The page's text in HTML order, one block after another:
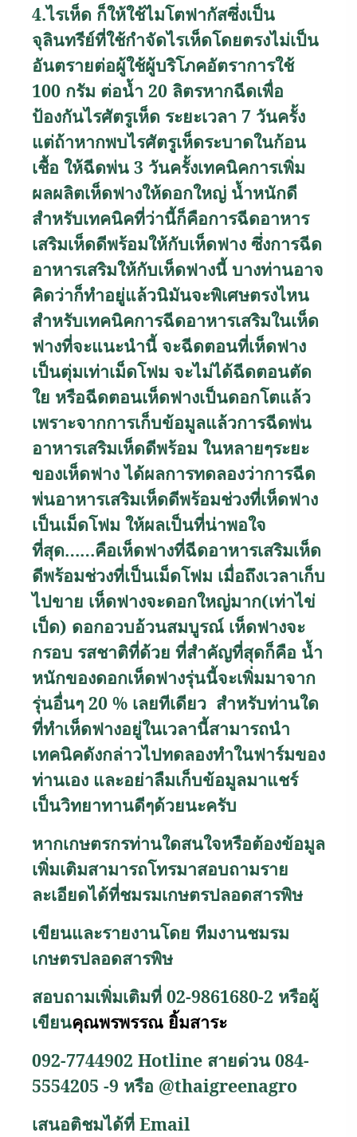
4.ไรเห็ด ก็ให้ใช้ไมโตฟากัสซึ่งเป็น
จุลินทรีย์ที่ใช้กำจัดไรเห็ดโดยตรงไม่เป็น
อันตรายต่อผู้ใช้ผู้บริโภคอัตราการใช้
100 กรัม ต่อน้ำ 20 ลิตรหากฉีดเพื่อ
ป้องกันไรศัตรูเห็ด ระยะเวลา 7 วันครั้ง
แต่ถ้าหากพบไรศัตรูเห็ดระบาดในก้อน
เชื้อ ให้ฉีดพ่น 3 วันครั้งเทคนิคการเพิ่ม
ผลผลิตเห็ดฟางให้ดอกใหญ่ น้ำหนักดี
สำหรับเทคนิคที่ว่านี้ก็คือการฉีดอาหาร
เสริมเห็ดดีพร้อมให้กับเห็ดฟาง ซึ่งการฉีด
อาหารเสริมให้กับเห็ดฟางนี้ บางท่านอาจ
คิดว่าก็ทำอยู่แล้วนิมันจะพิเศษตรงไหน
สำหรับเทคนิคการฉีดอาหารเสริมในเห็ด
ฟางที่จะแนะนำนี้ จะฉีดตอนที่เห็ดฟาง
เป็นตุ่มเท่าเม็ดโฟม จะไม่ได้ฉีดตอนตัด
ใย หรือฉีดตอนเห็ดฟางเป็นดอกโตแล้ว
เพราะจากการเก็บข้อมูลแล้วการฉีดพ่น
อาหารเสริมเห็ดดีพร้อม ในหลายๆระยะ
ของเห็ดฟาง ได้ผลการทดลองว่าการฉีด
พ่นอาหารเสริมเห็ดดีพร้อมช่วงที่เห็ดฟาง
เป็นเม็ดโฟม ให้ผลเป็นที่น่าพอใจ
ที่สุด……คือเห็ดฟางที่ฉีดอาหารเสริมเห็ด
ดีพร้อมช่วงที่เป็นเม็ดโฟม เมื่อถึงเวลาเก็บ
ไปขาย เห็ดฟางจะดอกใหญ่มาก(เท่าไข่
เป็ด) ดอกอวบอ้วนสมบูรณ์ เห็ดฟางจะ
กรอบ รสชาติที่ด้วย ที่สำคัญที่สุดก็คือ น้ำ
หนักของดอกเห็ดฟางรุ่นนี้จะเพิ่มมาจาก
รุ่นอื่นๆ 20 % เลยทีเดียว สำหรับท่านใด
ที่ทำเห็ดฟางอยู่ในเวลานี้สามารถนำ
เทคนิคดังกล่าวไปทดลองทำในฟาร์มของ
ท่านเอง และอย่าลืมเก็บข้อมูลมาแชร์
เป็นวิทยาทานดีๆด้วยนะครับ
หากเกษตรกรท่านใดสนใจหรือต้องข้อมูล
เพิ่มเติมสามารถโทรมาสอบถามราย
ละเอียดได้ที่ชมรมเกษตรปลอดสารพิษ
เขียนและรายงานโดย ทีมงานชมรม
เกษตรปลอดสารพิษ
สอบถามเพิ่มเติมที่ 02-9861680-2 หรือผู้
เขียนคุณพรพรรณ ยิ้มสาระ
092-7744902 Hotline สายด่วน 084-
5554205 -9 หรือ @thaigreenagro
เสนอติชมได้ที่ Email